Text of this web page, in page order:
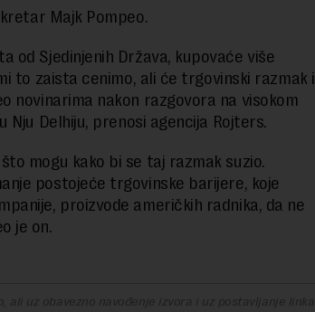
Majk Pompeo.
od Sjedinjenih Država, kupovaće više
to zaista cenimo, ali će trgovinski razmak i
novinarima nakon razgovora na visokom
Nju Delhiju, prenosi agencija Rojters.
mogu kako bi se taj razmak suzio.
postojeće trgovinske barijere, koje
proizvode američkih radnika, da ne
je on.
ali uz obavezno navođenje izvora i uz postavljanje linka